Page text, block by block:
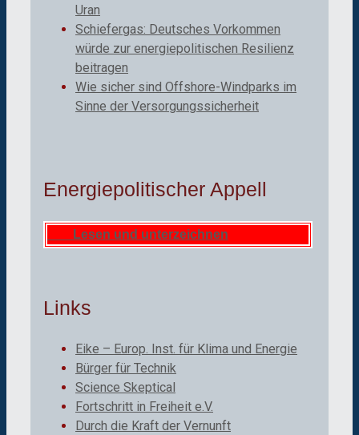
Uran
Schiefergas: Deutsches Vorkommen
würde zur energiepolitischen Resilienz
beitragen
Wie sicher sind Offshore-Windparks im
Sinne der Versorgungssicherheit
Energiepolitischer Appell
Lesen und unterzeichnen
Links
Eike – Europ. Inst. für Klima und Energie
Bürger für Technik
Science Skeptical
Fortschritt in Freiheit e.V.
Durch die Kraft der Vernunft